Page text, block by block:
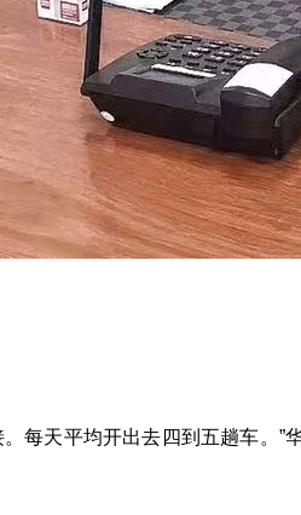
。每天平均开出去四到五趟车。 ”